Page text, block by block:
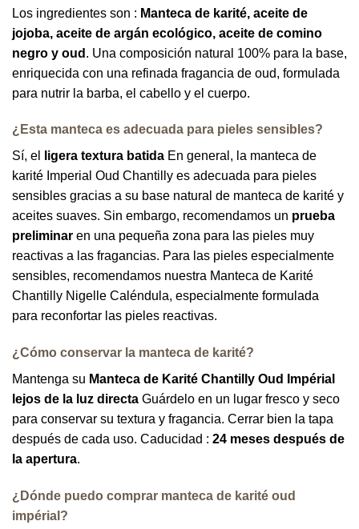
Los ingredientes son : Manteca de karité, aceite de
jojoba, aceite de argán ecológico, aceite de comino
negro y oud . Una composición natural 100% para la base,
enriquecida con una refinada fragancia de oud, formulada
para nutrir la barba, el cabello y el cuerpo.
¿Esta manteca es adecuada para pieles sensibles?
Sí, el
ligera textura batida En general, la manteca de
karité Imperial Oud Chantilly es adecuada para pieles
sensibles gracias a su base natural de manteca de karité y
aceites suaves. Sin embargo, recomendamos un prueba
preliminar en una pequeña zona para las pieles muy
reactivas a las fragancias. Para las pieles especialmente
sensibles, recomendamos nuestra Manteca de Karité
Chantilly Nigelle Caléndula, especialmente formulada
para reconfortar las pieles reactivas.
¿Cómo conservar la manteca de karité?
Mantenga su Manteca de Karité Chantilly Oud Impérial
lejos de la luz directa Guárdelo en un lugar fresco y seco
para conservar su textura y fragancia. Cerrar bien la tapa
después de cada uso. Caducidad : 24 meses después de
la apertura.
¿Dónde puedo comprar manteca de karité oud
impérial?